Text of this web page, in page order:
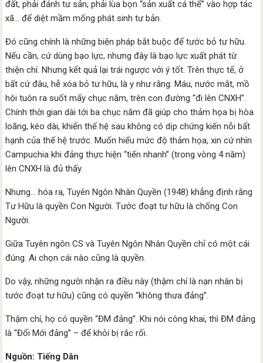
đất, phải đánh tư sản, phải lùa bọn “sản xuất cá thể” vào hợp tác
xã… để diệt mầm mống phát sinh tư bản.
Đó cũng chính là những biện pháp bắt buộc để tước bỏ tư hữu.
Nếu cần, cứ dùng bạo lực, nhưng đây là bạo lực xuất phát từ
thiện chí. Nhưng kết quả lại trái ngược với ý tốt. Trên thực tế, ở
bất cứ đâu, hễ xóa bỏ tư hữu, là y như rằng: Máu, nước mắt, mồ
hôi tuôn ra suốt mấy chục năm, trên con đường “đi lên CNXH”.
Chính thời gian dài tới ba chục năm đã giúp cho thảm họa bị hòa
loãng, kéo dài, khiến thế hệ sau không có dịp chứng kiến nỗi bất
hạnh của thế hệ trước. Muốn hiểu mức độ thảm họa, xin cứ nhìn
Campuchia khi đảng thực hiện “tiến nhanh” (trong vòng 4 năm)
lên CNXH là đủ thấy.
Nhưng… hóa ra, Tuyên Ngôn Nhân Quyền (1948) khẳng định rằng
Tư Hữu là quyền Con Người. Tước đoạt tư hữu là chống Con
Người.
Giữa Tuyên ngôn CS và Tuyên Ngôn Nhân Quyền chỉ có một cái
đúng. Ai chọn cái nào cũng là quyền.
Do vậy, những người nhận ra điều này (thậm chí là nạn nhân bị
tước đoạt tư hữu) cũng có quyền “không thưa đảng”.
Thậm chí, họ có quyền “ĐM đảng”. Khi nói công khai, thì ĐM đảng
là “Đổi Mới đảng” – để khỏi bị rắc rối.
Nguồn: Tiếng Dân